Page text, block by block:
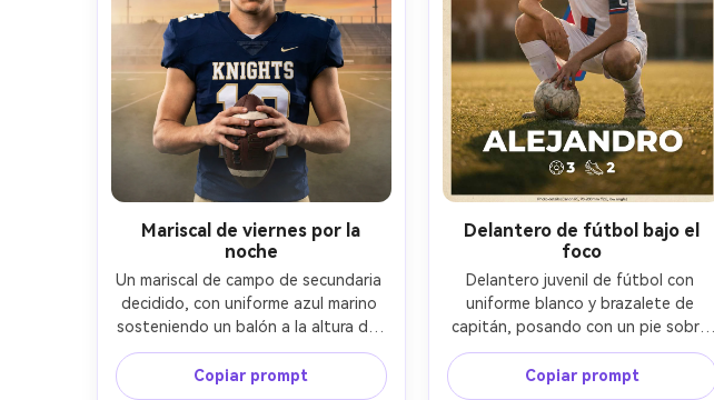
Mariscal de viernes por la
noche
Un mariscal de campo de secundaria
decidido, con uniforme azul marino
sosteniendo un balón a la altura del
pecho, antifaz, cabello corto
texturizado, de pie en un campo
Copiar prompt
Delantero de fútbol bajo el
foco
Delantero juvenil de fútbol con
uniforme blanco y brazalete de
capitán, posando con un pie sobre
el balón, media sonrisa confiada,
cabello al viento; diseñado como
Copiar prompt